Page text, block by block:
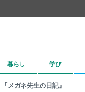
暮らし 学び
『メガネ先生の日記』